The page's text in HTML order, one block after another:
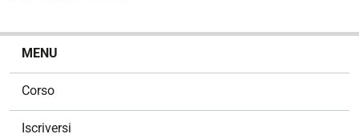
MENU
Corso
Iscriversi